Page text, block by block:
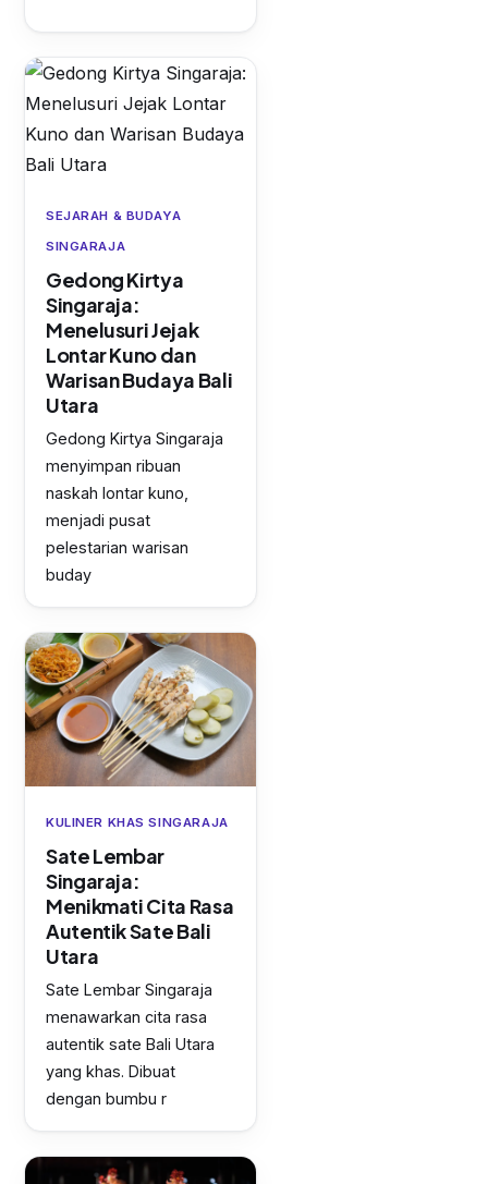
SEJARAH & BUDAYA
SINGARAJA
Gedong Kirtya
Singaraja:
Menelusuri Jejak
Lontar Kuno dan
Warisan Budaya Bali
Utara
Gedong Kirtya Singaraja
menyimpan ribuan
naskah lontar kuno,
menjadi pusat
pelestarian warisan
buday
KULINER KHAS SINGARAJA
Sate Lembar
Singaraja:
Menikmati Cita Rasa
Autentik Sate Bali
Utara
Sate Lembar Singaraja
menawarkan cita rasa
autentik sate Bali Utara
yang khas. Dibuat
dengan bumbu r